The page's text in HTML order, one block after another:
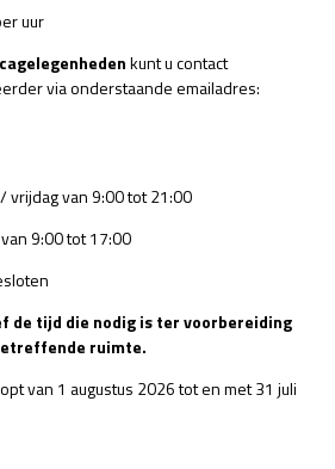
uur
kunt u contact
via onderstaande emailadres:
vrijdag van 9:00 tot 21:00
9:00 tot 17:00
de tijd die nodig is ter voorbereiding
ruimte.
van 1 augustus 2026 tot en met 31 juli